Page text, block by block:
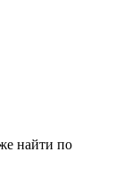
найти по